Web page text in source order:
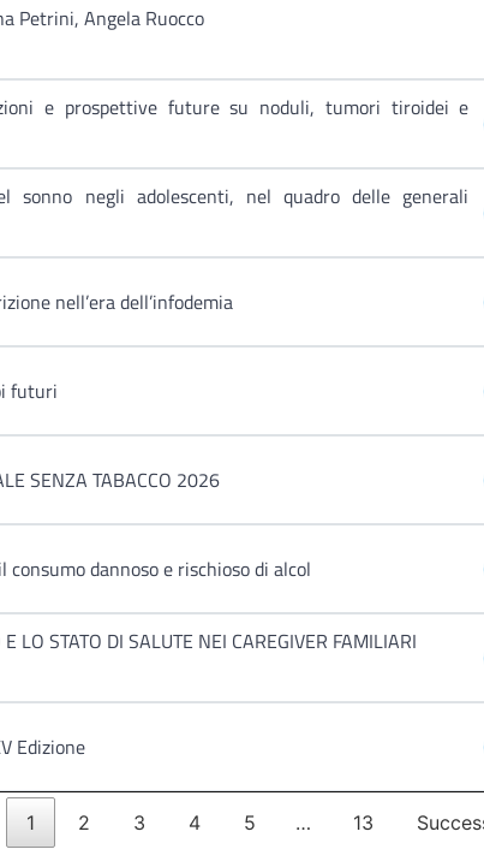
Petrini, Angela Ruocco
e prospettive future su noduli, tumori tiroidei e
sonno negli adolescenti, nel quadro delle generali
nell’era dell’infodemia
futuri
SENZA TABACCO 2026
dannoso e rischioso di alcol
LO STATO DI SALUTE NEI CAREGIVER FAMILIARI
Edizione
1 2 3 4 5 … 13